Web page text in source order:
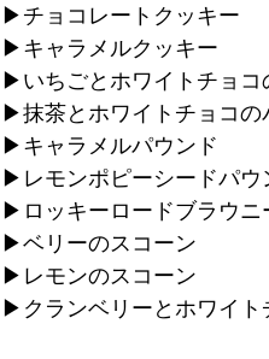
▶︎チョコレートクッキー
▶︎キャラメルクッキー
▶︎いちごとホワイトチョコ
▶︎抹茶とホワイトチョコの
▶︎キャラメルパウンド
▶︎レモンポピーシードパウ
▶︎ロッキーロードブラウニ
▶︎ベリーのスコーン
▶︎レモンのスコーン
▶︎クランベリーとホワイト